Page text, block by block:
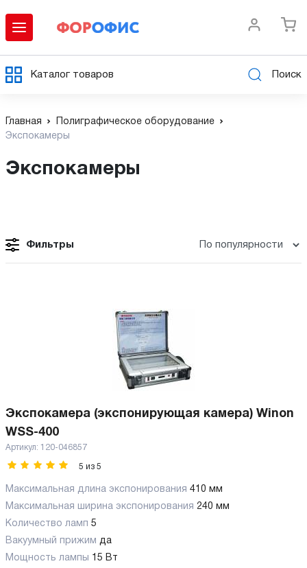
Каталог товаров Поиск
Главная
Полиграфическое оборудование
Экспокамеры
Экспокамеры
Фильтры
Экспокамера (экспонирующая камера) Winon
WSS-400
Артикул: 120-046857
5 из 5
Максимальная длина экспонирования 410 мм
Максимальная ширина экспонирования 240 мм
Количество ламп 5
Вакуумный прижим да
Мощность лампы 15 Вт